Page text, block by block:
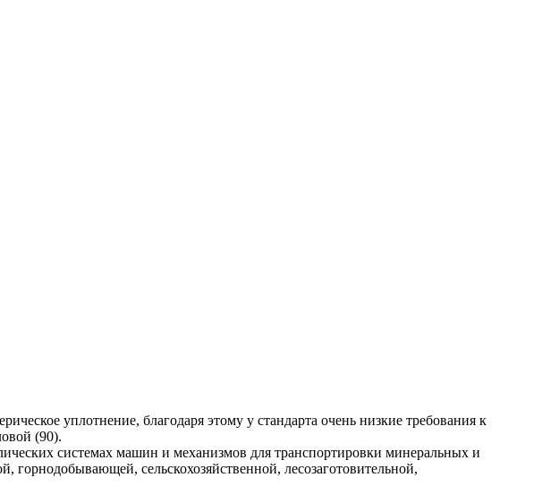
уплотнение, благодаря этому у стандарта очень низкие требования к
(90).
системах машин и механизмов для транспортировки минеральных и
сельскохозяйственной, лесозаготовительной,